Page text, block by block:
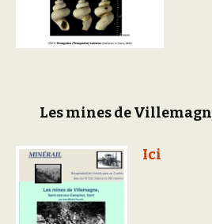
Les mines de
Ici